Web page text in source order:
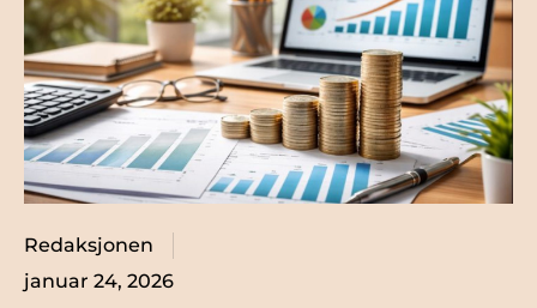
Redaksjonen
januar 24, 2026